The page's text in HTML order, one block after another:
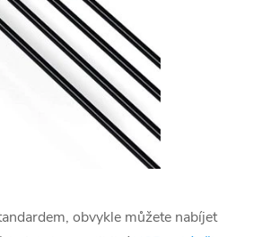
obvykle můžete nabíjet